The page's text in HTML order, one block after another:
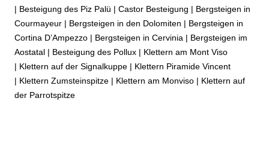
| Besteigung des Piz Palü | Castor Besteigung | Bergsteigen in
Courmayeur | Bergsteigen in den Dolomiten | Bergsteigen in
Cortina D’Ampezzo | Bergsteigen in Cervinia | Bergsteigen im
Aostatal | Besteigung des Pollux | Klettern am Mont Viso
| Klettern auf der Signalkuppe | Klettern Piramide Vincent
| Klettern Zumsteinspitze | Klettern am Monviso | Klettern auf
der Parrotspitze